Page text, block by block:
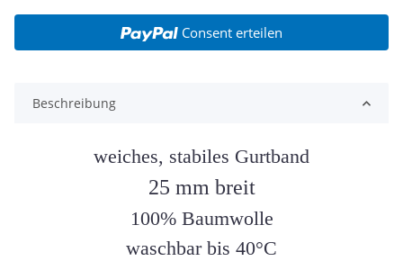
Consent erteilen
Beschreibung
weiches, stabiles Gurtband
25 mm breit
100% Baumwolle
waschbar bis 40°C